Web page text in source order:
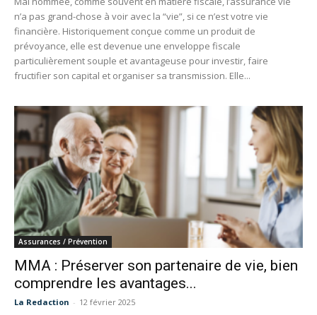
n’a pas grand-chose à voir avec la “vie”, si ce n’est votre vie
financière. Historiquement conçue comme un produit de
prévoyance, elle est devenue une enveloppe fiscale
particulièrement souple et avantageuse pour investir, faire
fructifier son capital et organiser sa transmission. Elle...
Assurances / Prévention
MMA : Préserver son partenaire de vie, bien
comprendre les avantages...
La Redaction - 12 février 2025